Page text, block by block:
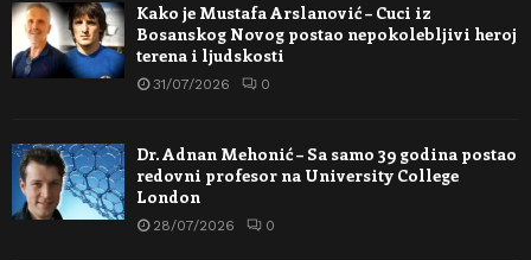
Kako je Mustafa Arslanović – Cuci iz
Bosanskog Novog postao nepokolebljivi heroj
terena i ljudskosti
31/07/2026 0
Dr. Adnan Mehonić – Sa samo 39 godina postao
redovni profesor na University College
London
28/07/2026 0